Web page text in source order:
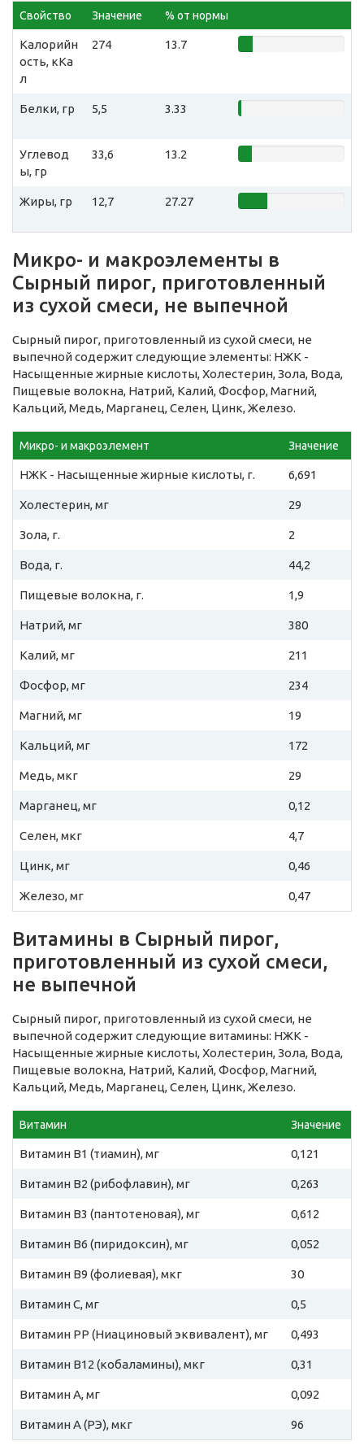
Свойство Значение % от нормы
Калорийн
ость, кКа
л
274 13.7
Белки, гр 5,5 3.33
Углевод
ы, гр
33,6 13.2
Жиры, гр 12,7 27.27
Микро- и макроэлементы в
Сырный пирог, приготовленный
из сухой смеси, не выпечной
Сырный пирог, приготовленный из сухой смеси, не
выпечной содержит следующие элементы: НЖК -
Насыщенные жирные кислоты, Холестерин, Зола, Вода,
Пищевые волокна, Натрий, Калий, Фосфор, Магний,
Кальций, Медь, Марганец, Селен, Цинк, Железо.
Микро- и макроэлемент Значение
НЖК - Насыщенные жирные кислоты, г. 6,691
Холестерин, мг 29
Зола, г. 2
Вода, г. 44,2
Пищевые волокна, г. 1,9
Натрий, мг 380
Калий, мг 211
Фосфор, мг 234
Магний, мг 19
Кальций, мг 172
Медь, мкг 29
Марганец, мг 0,12
Селен, мкг 4,7
Цинк, мг 0,46
Железо, мг 0,47
Витамины в Сырный пирог,
приготовленный из сухой смеси,
не выпечной
Сырный пирог, приготовленный из сухой смеси, не
выпечной содержит следующие витамины: НЖК -
Насыщенные жирные кислоты, Холестерин, Зола, Вода,
Пищевые волокна, Натрий, Калий, Фосфор, Магний,
Кальций, Медь, Марганец, Селен, Цинк, Железо.
Витамин Значение
Витамин B1 (тиамин), мг 0,121
Витамин B2 (рибофлавин), мг 0,263
Витамин B3 (пантотеновая), мг 0,612
Витамин B6 (пиридоксин), мг 0,052
Витамин B9 (фолиевая), мкг 30
Витамин C, мг 0,5
Витамин PP (Ниациновый эквивалент), мг 0,493
Витамин B12 (кобаламины), мкг 0,31
Витамин A, мг 0,092
Витамин A (РЭ), мкг 96